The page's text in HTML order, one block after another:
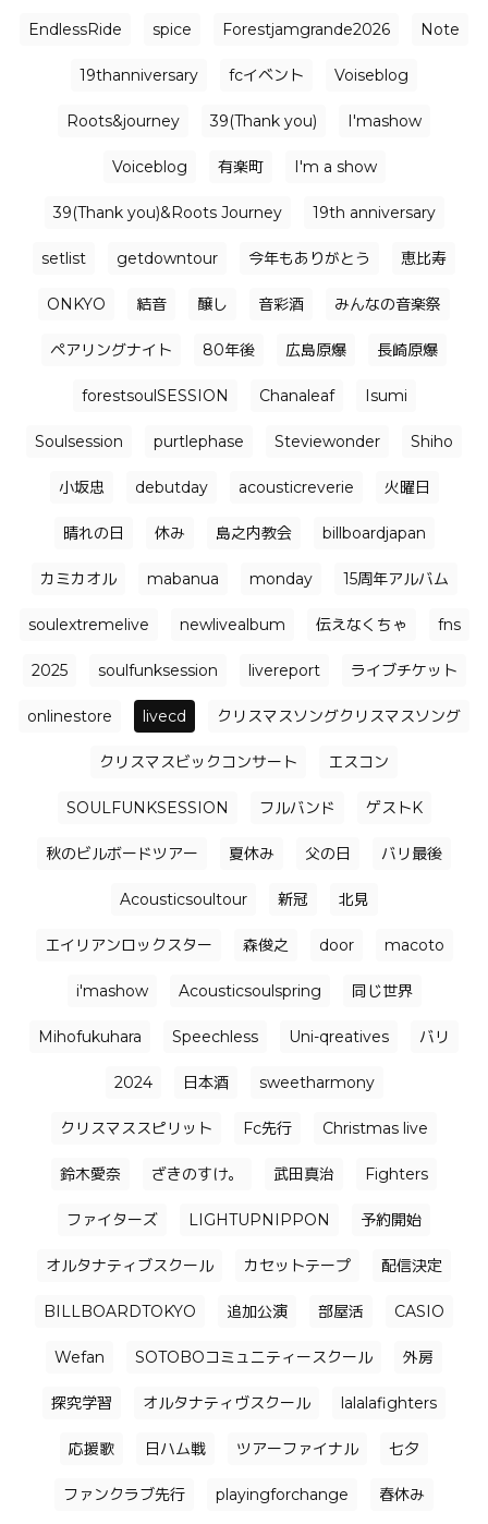
EndlessRide spice Forestjamgrande2026 Note
19thanniversary fcイベント Voiseblog
Roots&journey 39(Thank you) I'mashow
Voiceblog 有楽町 I'm a show
39(Thank you)&Roots Journey 19th anniversary
setlist getdowntour 今年もありがとう 恵比寿
ONKYO 結音 醸し 音彩酒 みんなの音楽祭
ペアリングナイト 80年後 広島原爆 長崎原爆
forestsoulSESSION Chanaleaf Isumi
Soulsession purtlephase Steviewonder Shiho
小坂忠 debutday acousticreverie 火曜日
晴れの日 休み 島之内教会 billboardjapan
カミカオル mabanua monday 15周年アルバム
soulextremelive newlivealbum 伝えなくちゃ fns
2025 soulfunksession livereport ライブチケット
onlinestore livecd クリスマスソングクリスマスソング
クリスマスビックコンサート エスコン
SOULFUNKSESSION フルバンド ゲストK
秋のビルボードツアー 夏休み 父の日 バリ最後
Acousticsoultour 新冠 北見
エイリアンロックスター 森俊之 door macoto
i'mashow Acousticsoulspring 同じ世界
Mihofukuhara Speechless Uni-qreatives バリ
2024 日本酒 sweetharmony
クリスマススピリット Fc先行 Christmas live
鈴木愛奈 ざきのすけ。 武田真治 Fighters
ファイターズ LIGHTUPNIPPON 予約開始
オルタナティブスクール カセットテープ 配信決定
BILLBOARDTOKYO 追加公演 部屋活 CASIO
Wefan SOTOBOコミュニティースクール 外房
探究学習 オルタナティヴスクール lalalafighters
応援歌 日ハム戦 ツアーファイナル 七夕
ファンクラブ先行 playingforchange 春休み